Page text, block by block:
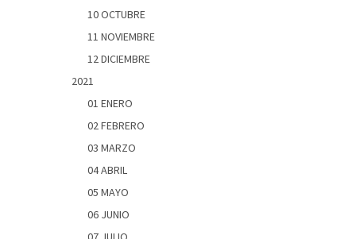
10 OCTUBRE
11 NOVIEMBRE
12 DICIEMBRE
2021
01 ENERO
02 FEBRERO
03 MARZO
04 ABRIL
05 MAYO
06 JUNIO